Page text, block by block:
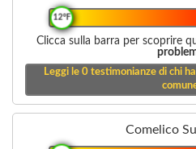
12°F
Clicca sulla barra per scoprire
Leggi le 0testimonianze di chi
Comelico